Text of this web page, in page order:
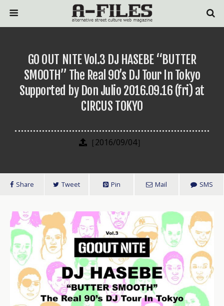
GO OUT NITE Vol.3 DJ HASEBE “BUTTER
SMOOTH” The Real 90’s DJ Tour In Tokyo
Supported by Don Julio 2016.09.16 (fri) at
CIRCUS TOKYO
［2016/09/04］
Share Tweet Pin Mail SMS